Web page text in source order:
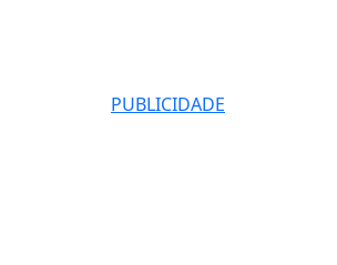
PUBLICIDADE